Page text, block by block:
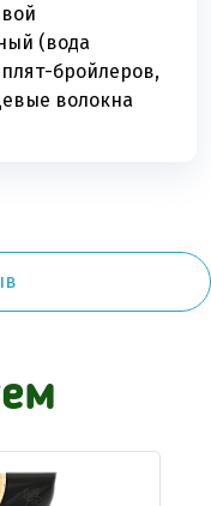
(вода
бройлеров,
волокна